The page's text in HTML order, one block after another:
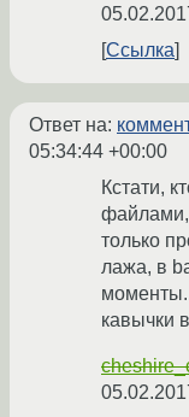
Ссылка
Ответ на:
05:34:44 +00:00
Кстати,
файлами,
только
лажа, в
кавычки